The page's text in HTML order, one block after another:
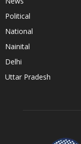
Political
National
Nainital
Delhi
Uttar Pradesh